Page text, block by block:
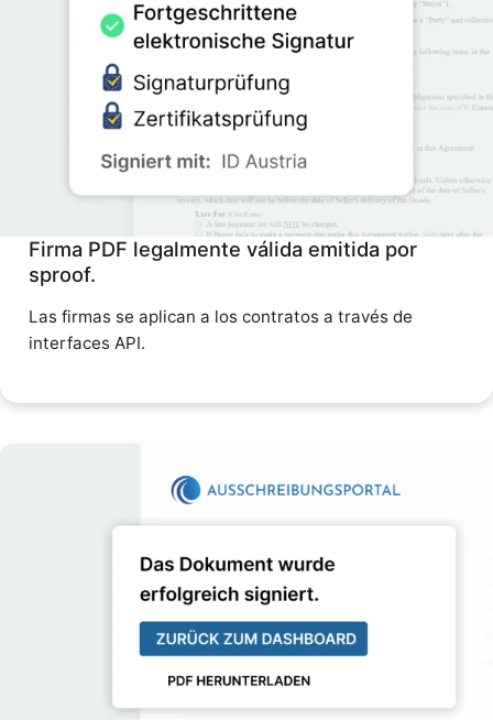
Firma PDF legalmente válida emitida por
sproof.
Las firmas se aplican a los contratos a través de
interfaces API.